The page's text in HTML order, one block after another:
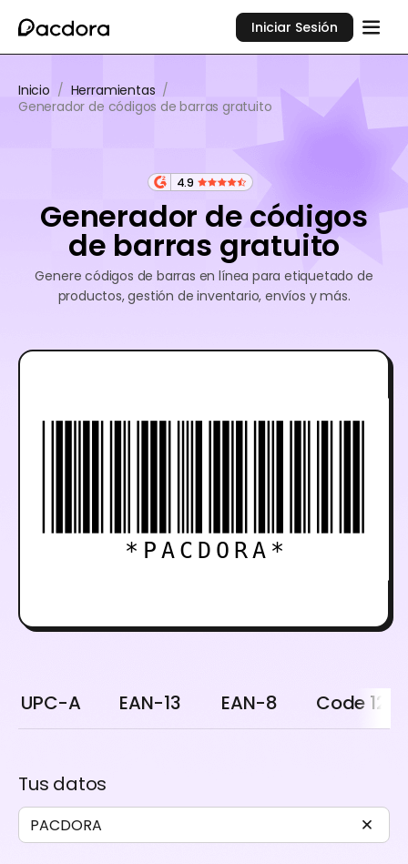
Iniciar Sesión
Inicio / Herramientas /
Generador de códigos de barras gratuito
4.9
Generador de códigos
de barras gratuito
Genere códigos de barras en línea para etiquetado de
productos, gestión de inventario, envíos y más.
*PACDORA*
UPC-A EAN-13 EAN-8 Code 128
Tus datos